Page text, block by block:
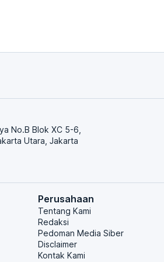
No.B Blok XC 5-6,
Utara, Jakarta
Perusahaan
Tentang Kami
Redaksi
Pedoman Media Siber
Disclaimer
Kontak Kami